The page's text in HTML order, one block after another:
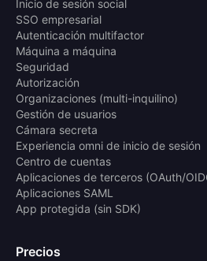
Inicio de sesión social
SSO empresarial
Autenticación multifactor
Máquina a máquina
Seguridad
Autorización
Organizaciones (multi-inquilino)
Gestión de usuarios
Cámara secreta
Experiencia omni de inicio de sesión
Centro de cuentas
Aplicaciones de terceros (OAuth/
Aplicaciones SAML
App protegida (sin SDK)
Precios